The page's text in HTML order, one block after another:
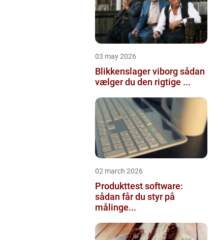
03 may 2026
Blikkenslager viborg sådan
vælger du den rigtige ...
02 march 2026
Produkttest software:
sådan får du styr på
målinge...